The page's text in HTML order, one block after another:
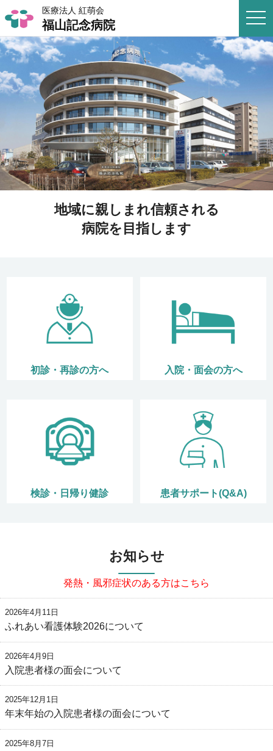
医療法人 紅萌会
福山記念病院
地域に親しまれ信頼される
病院を目指します
初診・再診の方へ 入院・面会の方へ
検診・日帰り健診 患者サポート(Q&A)
お知らせ
発熱・風邪症状のある方はこちら
2026年4月11日
ふれあい看護体験2026について
2026年4月9日
入院患者様の面会について
2025年12月1日
年末年始の入院患者様の面会について
2025年8月7日